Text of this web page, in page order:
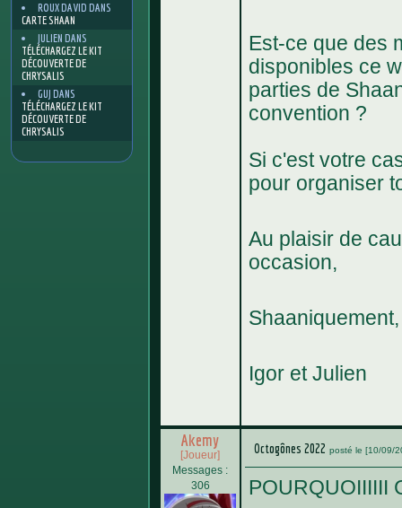
ROUX DAVID DANS
CARTE SHAAN
JULIEN DANS
TÉLÉCHARGEZ LE KIT
DÉCOUVERTE DE
CHRYSALIS
GUJ DANS
TÉLÉCHARGEZ LE KIT
DÉCOUVERTE DE
CHRYSALIS
Est-ce que des
disponibles ce
parties de
convention ?
Si c'est votre
pour organiser
Au plaisir de
occasion,
Shaaniquement,
Igor et Julien
Akemy
[Joueur]
Messages :
306
Octogônes 2022 posté le [10/09/
POURQUOIIIIII